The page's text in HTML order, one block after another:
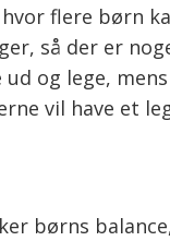
flere børn
så der er
og lege,
vil have et
børns